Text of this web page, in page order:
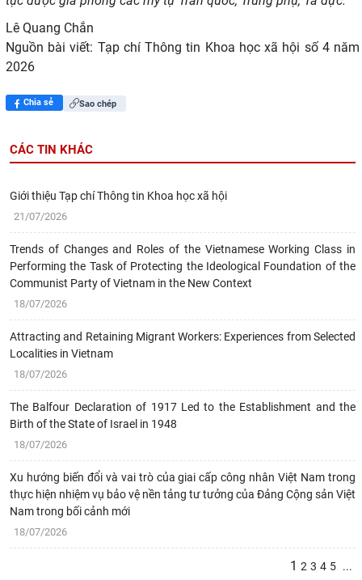
Lê Quang Chắn
Nguồn bài viết: Tạp chí Thông tin Khoa học xã hội số 4 năm
2026
Chia sẻ Sao chép
CÁC TIN KHÁC
Giới thiệu Tạp chí Thông tin Khoa học xã hội
21/07/2026
Trends of Changes and Roles of the Vietnamese Working Class in
Performing the Task of Protecting the Ideological Foundation of the
Communist Party of Vietnam in the New Context
18/07/2026
Attracting and Retaining Migrant Workers: Experiences from Selected
Localities in Vietnam
18/07/2026
The Balfour Declaration of 1917 Led to the Establishment and the
Birth of the State of Israel in 1948
18/07/2026
Xu hướng biến đổi và vai trò của giai cấp công nhân Việt Nam trong
thực hiện nhiệm vụ bảo vệ nền tảng tư tưởng của Đảng Cộng sản Việt
Nam trong bối cảnh mới
18/07/2026
1 2 3 4 5 ...